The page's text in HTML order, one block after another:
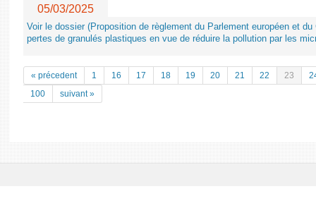
05/03/2025
Voir le dossier (Proposition de règlement du Parlement européen et
pertes de granulés plastiques en vue de réduire la pollution par les
« précedent 1 16 17 18 19 20 21 22 23
100
suivant »